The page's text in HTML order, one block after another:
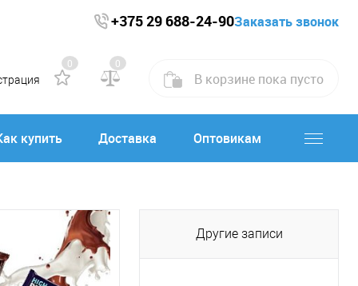
+375 29 688-24-90Заказать звонок
0 0
В корзине пока пусто
купить Доставка Оптовикам
Другие записи